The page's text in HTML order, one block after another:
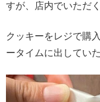
すが、店内でいただ
クッキーをレジで購
ータイムに出してい